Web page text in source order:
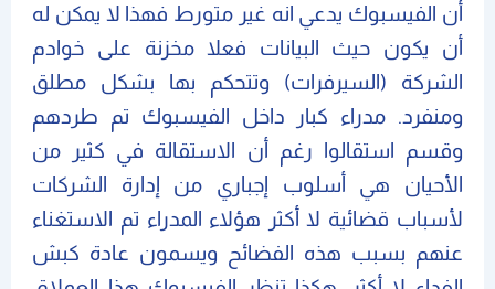
أن الفيسبوك يدعي انه غير متورط فهذا لا يمكن له
أن يكون حيث البيانات فعلا مخزنة على خوادم
الشركة (السيرفرات) وتتحكم بها بشكل مطلق
ومنفرد. مدراء كبار داخل الفيسبوك تم طردهم
وقسم استقالوا رغم أن الاستقالة في كثير من
الأحيان هي أسلوب إجباري من إدارة الشركات
لأسباب قضائية لا أكثر هؤلاء المدراء تم الاستغناء
عنهم بسبب هذه الفضائح ويسمون عادة كبش